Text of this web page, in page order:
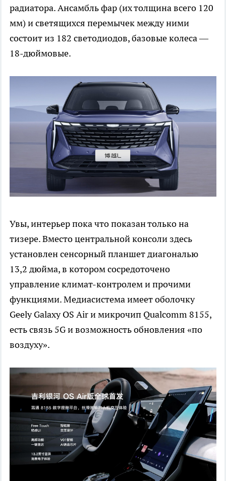
радиатора. Ансамбль фар (их толщина всего 120
мм) и светящихся перемычек между ними
состоит из 182 светодиодов, базовые колеса —
18-дюймовые.
Увы, интерьер пока что показан только на
тизере. Вместо центральной консоли здесь
установлен сенсорный планшет диагональю
13,2 дюйма, в котором сосредоточено
управление климат-контролем и прочими
функциями. Медиасистема имеет оболочку
Geely Galaxy OS Air и микрочип Qualcomm 8155,
есть связь 5G и возможность обновления «по
воздуху».